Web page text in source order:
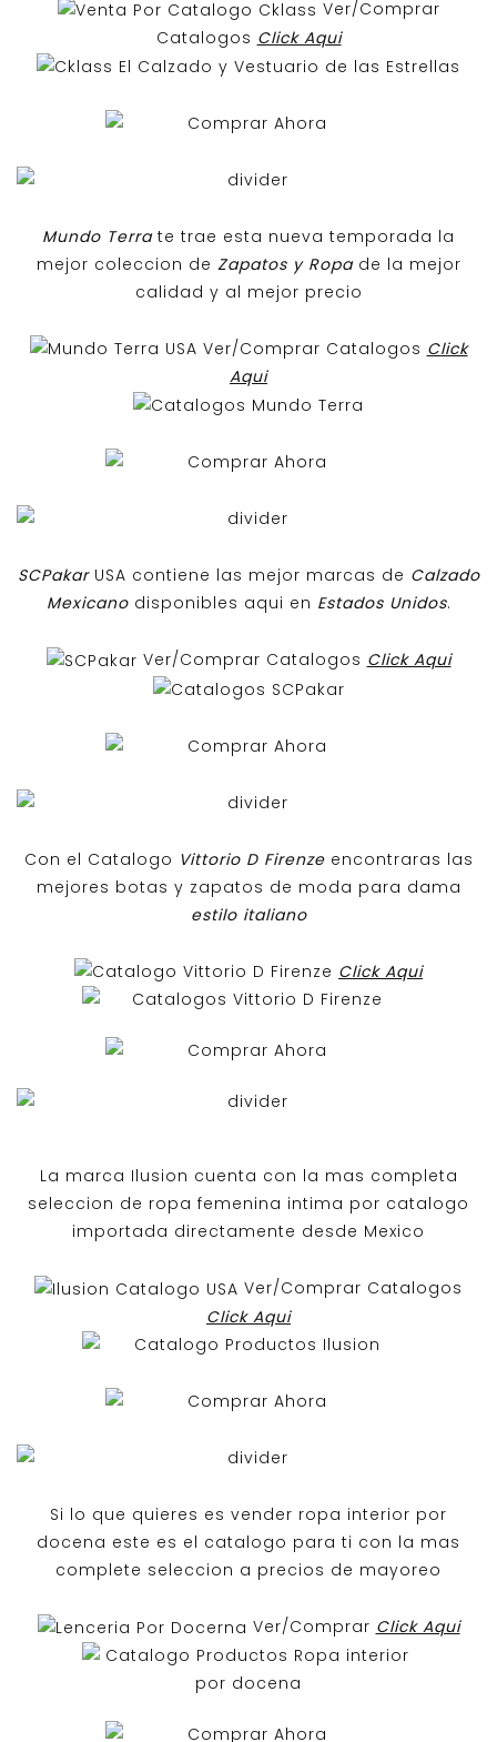
Ver/Comprar
Catalogos Click Aqui
Mundo Terra te trae esta nueva temporada la
mejor coleccion de Zapatos y Ropa de la mejor
calidad y al mejor precio
Ver/Comprar Catalogos Click
Aqui
SCPakar USA contiene las mejor marcas de Calzado
Mexicanodisponibles aqui en Estados Unidos.
Ver/Comprar Catalogos Click Aqui
Con el Catalogo Vittorio D Firenzeencontraras las
mejores botas y zapatos de moda para dama
estilo italiano
Click Aqui
La marca Ilusion cuenta con la mas completa
seleccion de ropa femenina intima por catalogo
importada directamente desde Mexico
Ver/Comprar Catalogos
Click Aqui
Si lo que quieres es vender ropa interior por
docena este es el catalogo para ti con la mas
complete seleccion a precios de mayoreo
Ver/Comprar Click Aqui